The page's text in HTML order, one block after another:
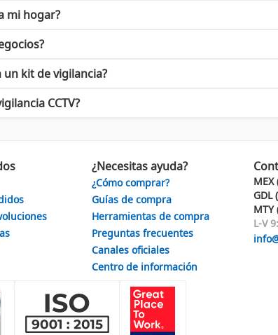
de seguridad será aún más robusta y efectiva.
de estas soluciones de seguridad,
mi hogar?
kit de vigilancia?
CCTV?
¿Necesitas ayuda?
¿Cómo comprar?
Guías de compra
Herramientas de compra
Preguntas frecuentes
Canales oficiales
Centro de información
MEX
GDL
MTY
L-V